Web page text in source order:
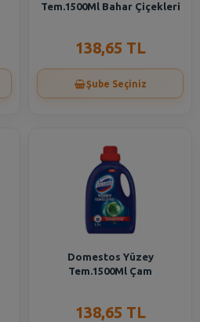
Tem.1500Ml Bahar Çiçekleri
138,65 TL
Şube Seçiniz
Domestos Yüzey
Tem.1500Ml Çam
138,65 TL